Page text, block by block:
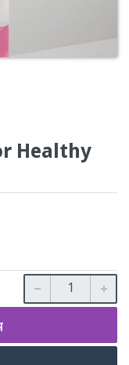
Healthy